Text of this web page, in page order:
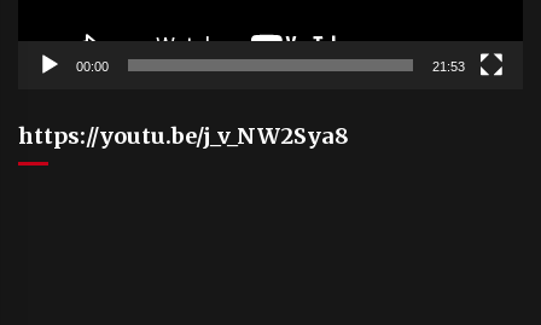
00:00 21:53
https://youtu.be/j_v_NW2Sya8